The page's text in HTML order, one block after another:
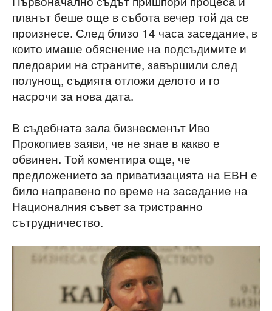
планът беше още в събота вечер той да се
произнесе. След близо 14 часа заседание, в
които имаше обяснение на подсъдимите и
пледоарии на страните, завършили след
полунощ, съдията отложи делото и го
насрочи за нова дата.
В съдебната зала бизнесменът Иво
Прокопиев заяви, че не знае в какво е
обвинен. Той коментира още, че
предложението за приватизацията на ЕВН е
било направено по време на заседание на
Националния съвет за тристранно
сътрудничество.